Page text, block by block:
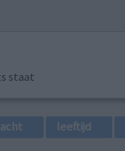
staat
leeftijd